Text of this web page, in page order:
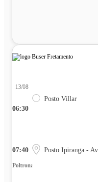
06:30
13/08
Posto Villar
07:40 Posto Ipiranga -
Poltrona